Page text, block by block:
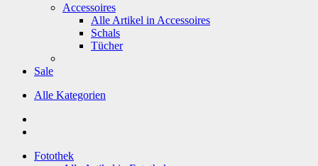
Accessoires
Alle Artikel in Accessoires
Schals
Tücher
Sale
Alle Kategorien
Fotothek